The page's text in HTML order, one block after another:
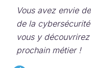
Vous avez envie
de la
vous y
prochain métier !